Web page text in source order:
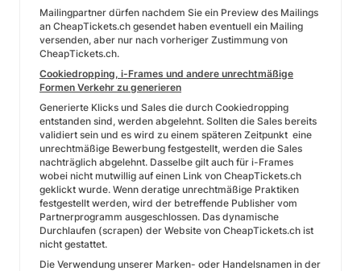
Mailingpartner dürfen nachdem Sie ein Preview des Mailings
an CheapTickets.ch gesendet haben eventuell ein Mailing
versenden, aber nur nach vorheriger Zustimmung von
CheapTickets.ch.
Cookiedropping, i-Frames und andere unrechtmäßige
Formen Verkehr zu generieren
Generierte Klicks und Sales die durch Cookiedropping
entstanden sind, werden abgelehnt. Sollten die Sales bereits
validiert sein und es wird zu einem späteren Zeitpunkt eine
unrechtmäßige Bewerbung festgestellt, werden die Sales
nachträglich abgelehnt. Dasselbe gilt auch für i-Frames
wobei nicht mutwillig auf einen Link von CheapTickets.ch
geklickt wurde. Wenn deratige unrechtmäßige Praktiken
festgestellt werden, wird der betreffende Publisher vom
Partnerprogramm ausgeschlossen. Das dynamische
Durchlaufen (scrapen) der Website von CheapTickets.ch ist
nicht gestattet.
Die Verwendung unserer Marken- oder Handelsnamen in der